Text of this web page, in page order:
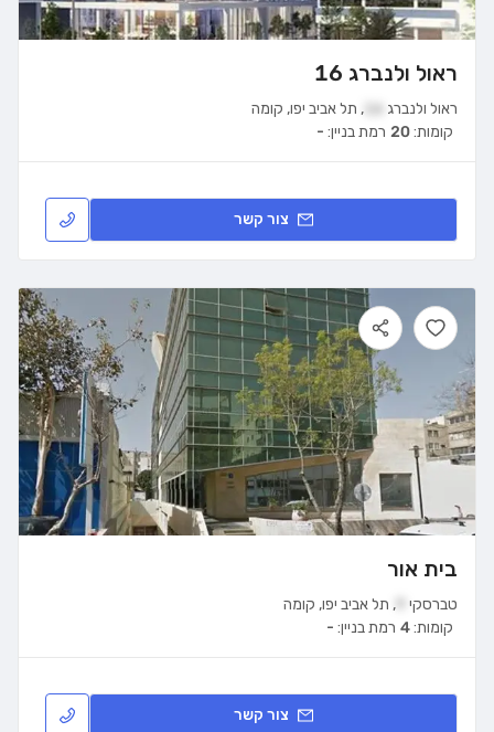
ראול ולנברג 16
ראול ולנברג , תל אביב יפו, קומה
רמת בניין: - קומות:20
צור קשר
בית אור
טברסקי , תל אביב יפו, קומה
רמת בניין: - קומות:4
צור קשר